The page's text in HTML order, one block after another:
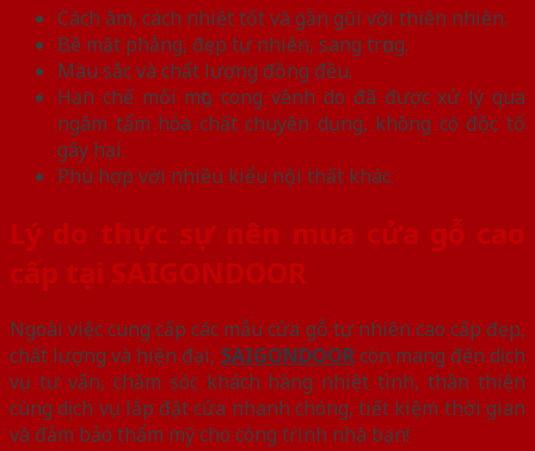
Cách âm, cách nhiệt tốt và gần gũi với thiên nhiên.
Bề mặt phẳng, đẹp tự nhiên, sang trọng.
Màu sắc và chất lượng đồng đều.
Hạn chế mối mọt, cong vênh do đã được xử lý qua
ngâm tẩm hóa chất chuyên dụng, không có độc tố
gây hại.
Phù hợp với nhiều kiểu nội thất khác.
Lý do thực sự nên mua cửa gỗ cao
cấp tại SAIGONDOOR
Ngoài việc cung cấp các mẫu cửa gỗ tự nhiên cao cấp đẹp,
chất lượng và hiện đại, SAIGONDOORcòn mang đến dịch
vụ tư vấn, chăm sóc khách hàng nhiệt tình, thân thiện
cùng dịch vụ lắp đặt cửa nhanh chóng, tiết kiệm thời gian
và đảm bảo thẩm mỹ cho công trình nhà bạn!